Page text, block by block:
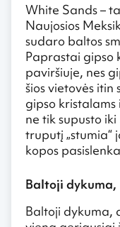
White Sands –
Naujosios
sudaro baltos
Paprastai gipso
paviršiuje, nes
šios vietovės itin
gipso kristalams
ne tik supusto
truputį „stumia“
kopos
Baltoji
Baltoji dykuma,